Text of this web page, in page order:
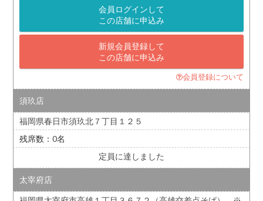
会員ログインして
この店舗に申込み
新規会員登録して
この店舗に申込み
会員登録について
須玖店
福岡県春日市須玖北７丁目１２５
0
定員に達しました
太宰府店